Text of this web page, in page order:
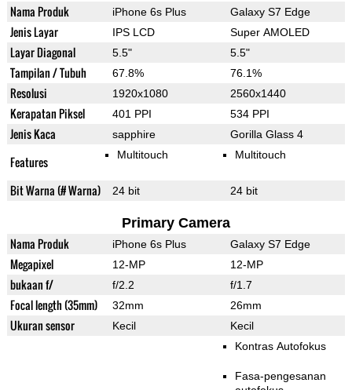
Nama Produk iPhone 6s Plus Galaxy S7 Edge
Jenis Layar IPS LCD Super AMOLED
Layar Diagonal 5.5" 5.5"
Tampilan / Tubuh 67.8% 76.1%
Resolusi 1920x1080 2560x1440
Kerapatan Piksel 401 PPI 534 PPI
Jenis Kaca sapphire Gorilla Glass 4
Features Multitouch Multitouch
Bit Warna (# Warna) 24 bit 24 bit
Primary Camera
Nama Produk iPhone 6s Plus Galaxy S7 Edge
Megapixel 12-MP 12-MP
bukaan f/ f/2.2 f/1.7
Focal length (35mm) 32mm 26mm
Ukuran sensor Kecil
Kecil
Kontras Autofokus
Fasa-pengesanan